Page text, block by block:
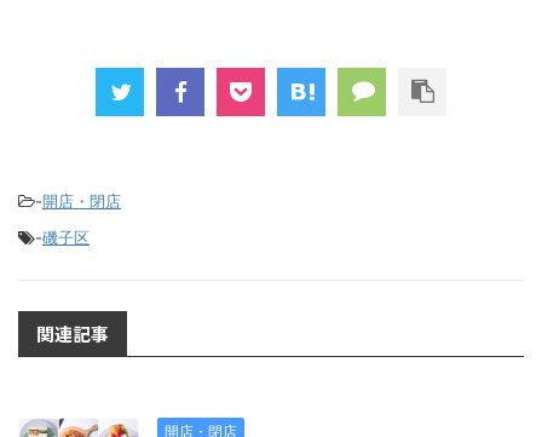
-開店・閉店
-磯子区
関連記事
開店・閉店